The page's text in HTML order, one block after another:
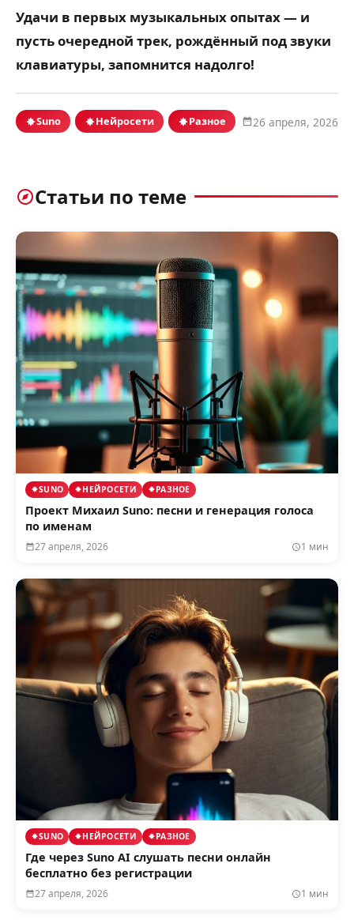
Удачи в первых музыкальных опытах — и
пусть очередной трек, рождённый под звуки
клавиатуры, запомнится надолго!
Suno Нейросети Разное 26 апреля, 2026
Статьи по теме
SUNO НЕЙРОСЕТИ РАЗНОЕ
Проект Михаил Suno: песни и генерация голоса
по именам
27 апреля, 2026 1 мин
SUNO НЕЙРОСЕТИ РАЗНОЕ
Где через Suno AI слушать песни онлайн
бесплатно без регистрации
27 апреля, 2026 1 мин